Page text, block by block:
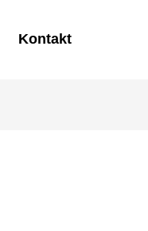
Kontakt